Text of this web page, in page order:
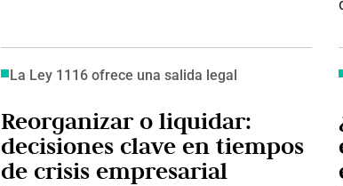
La Ley 1116 ofrece una salida legal
Reorganizar o liquidar:
decisiones clave en tiempos
de crisis empresarial